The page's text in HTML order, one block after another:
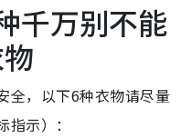
千万别不能
全，以下6种衣物请尽量
示）：